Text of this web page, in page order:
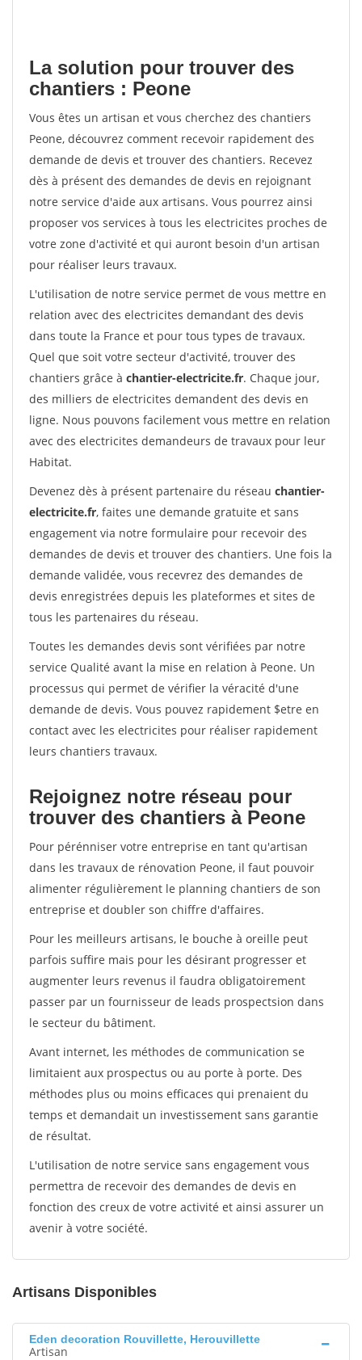
La solution pour trouver des
chantiers : Peone
Vous êtes un artisan et vous cherchez des chantiers
Peone, découvrez comment recevoir rapidement des
demande de devis et trouver des chantiers. Recevez
dès à présent des demandes de devis en rejoignant
notre service d'aide aux artisans. Vous pourrez ainsi
proposer vos services à tous les electricites proches de
votre zone d'activité et qui auront besoin d'un artisan
pour réaliser leurs travaux.
L'utilisation de notre service permet de vous mettre en
relation avec des electricites demandant des devis
dans toute la France et pour tous types de travaux.
Quel que soit votre secteur d'activité, trouver des
chantiers grâce à chantier-electricite.fr. Chaque jour,
des milliers de electricites demandent des devis en
ligne. Nous pouvons facilement vous mettre en relation
avec des electricites demandeurs de travaux pour leur
Habitat.
Devenez dès à présent partenaire du réseau chantier-
electricite.fr, faites une demande gratuite et sans
engagement via notre formulaire pour recevoir des
demandes de devis et trouver des chantiers. Une fois la
demande validée, vous recevrez des demandes de
devis enregistrées depuis les plateformes et sites de
tous les partenaires du réseau.
Toutes les demandes devis sont vérifiées par notre
service Qualité avant la mise en relation à Peone. Un
processus qui permet de vérifier la véracité d'une
demande de devis. Vous pouvez rapidement $etre en
contact avec les electricites pour réaliser rapidement
leurs chantiers travaux.
Rejoignez notre réseau pour
trouver des chantiers à Peone
Pour pérénniser votre entreprise en tant qu'artisan
dans les travaux de rénovation Peone, il faut pouvoir
alimenter régulièrement le planning chantiers de son
entreprise et doubler son chiffre d'affaires.
Pour les meilleurs artisans, le bouche à oreille peut
parfois suffire mais pour les désirant progresser et
augmenter leurs revenus il faudra obligatoirement
passer par un fournisseur de leads prospectsion dans
le secteur du bâtiment.
Avant internet, les méthodes de communication se
limitaient aux prospectus ou au porte à porte. Des
méthodes plus ou moins efficaces qui prenaient du
temps et demandait un investissement sans garantie
de résultat.
L'utilisation de notre service sans engagement vous
permettra de recevoir des demandes de devis en
fonction des creux de votre activité et ainsi assurer un
avenir à votre société.
Artisans Disponibles
Eden decoration Rouvillette, Herouvillette
Artisan